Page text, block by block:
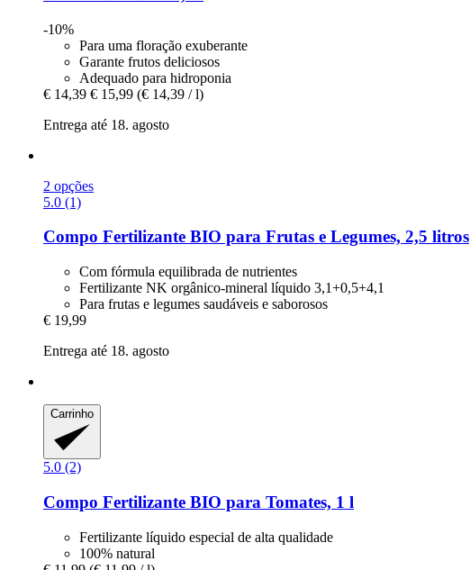
-10%
Para uma floração exuberante
Garante frutos deliciosos
Adequado para hidroponia
€ 14,39 € 15,99 (€ 14,39 / l)
Entrega até 18. agosto
2 opções
5.0 (1)
Compo Fertilizante BIO para Frutas e Legumes, 2,5 litros
Com fórmula equilibrada de nutrientes
Fertilizante NK orgânico-mineral líquido 3,1+0,5+4,1
Para frutas e legumes saudáveis e saborosos
€ 19,99
Entrega até 18. agosto
Carrinho
5.0 (2)
Compo Fertilizante BIO para Tomates, 1 l
Fertilizante líquido especial de alta qualidade
100% natural